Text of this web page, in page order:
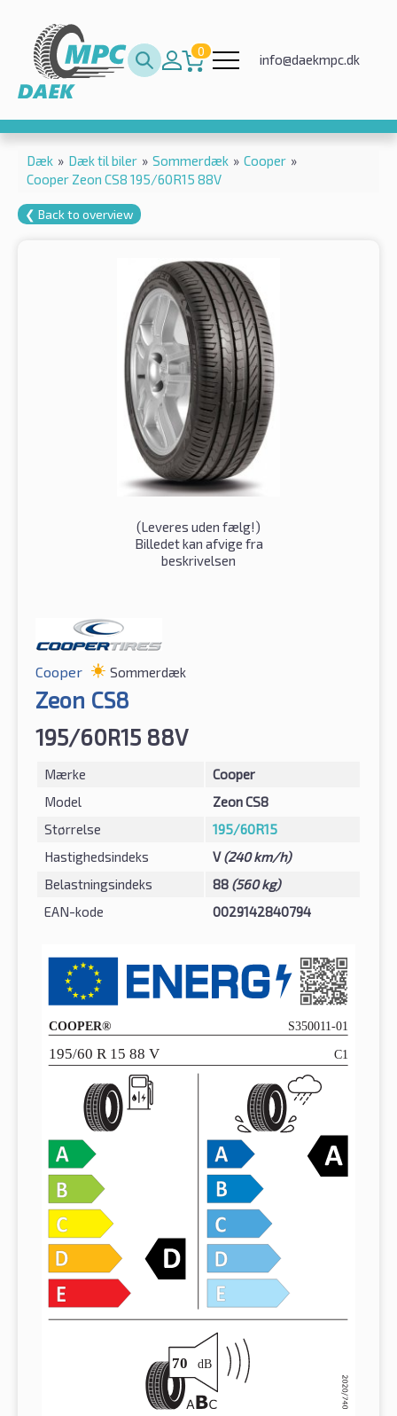
0
info@daekmpc.dk
Dæk » Dæk til biler » Sommerdæk » Cooper »
Cooper Zeon CS8 195/60R15 88V
❮ Back to overview
(Leveres uden fælg!)
Billedet kan afvige fra
beskrivelsen
Cooper Sommerdæk
Zeon CS8
195/60R15 88V
Mærke
Cooper
Model
Zeon CS8
Størrelse
195/60R15
Hastighedsindeks
V(240 km/h)
Belastningsindeks
88 (560 kg)
EAN-kode
0029142840794